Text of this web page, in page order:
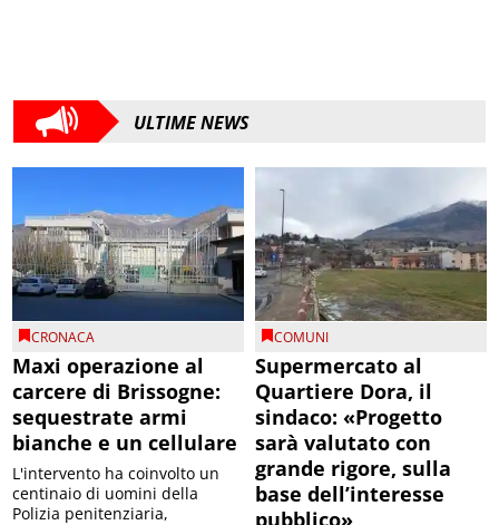
ULTIME NEWS
CRONACA
Maxi operazione al
carcere di Brissogne:
sequestrate armi
bianche e un cellulare
L'intervento ha coinvolto un
centinaio di uomini della
Polizia penitenziaria,
COMUNI
Supermercato al
Quartiere Dora, il
sindaco: «Progetto
sarà valutato con
grande rigore, sulla
base dell’interesse